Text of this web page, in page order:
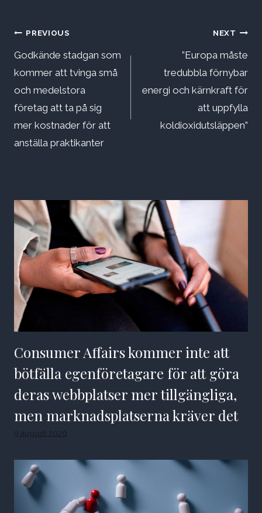
Inläggsnavigering
PREVIOUS
Godkände stadgan som
kommer att tvinga små
och medelstora
företag att ta på sig
mer kostnader för att
anställa praktikanter
NEXT
”Europa måste
tredubbla förnybar
energi och kärnkraft för
att uppfylla
koldioxidutsläppen”
Consumer Affairs kommer inte att
bötfälla egenföretagare för att göra
deras webbplatser mer tillgängliga,
men marknadsplatserna kräver det
9 augusti 2026